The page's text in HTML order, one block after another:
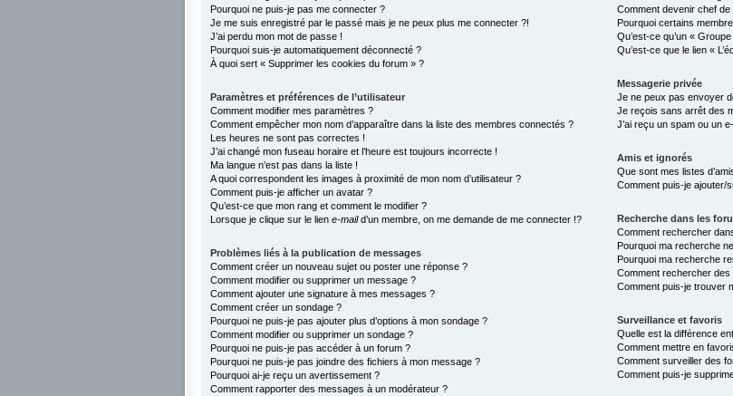
Pourquoi ne puis-je pas me connecter ?
Je me suis enregistré par le passé mais je ne peux plus me connecter ?!
J’ai perdu mon mot de passe !
Pourquoi suis-je automatiquement déconnecté ?
À quoi sert « Supprimer les cookies du forum » ?
Paramètres et préférences de l’utilisateur
Comment modifier mes paramètres ?
Comment empêcher mon nom d’apparaître dans la liste des membres connectés ?
Les heures ne sont pas correctes !
J’ai changé mon fuseau horaire et l’heure est toujours incorrecte !
Ma langue n’est pas dans la liste !
A quoi correspondent les images à proximité de mon nom d’utilisateur ?
Comment puis-je afficher un avatar ?
Qu’est-ce que mon rang et comment le modifier ?
Lorsque je clique sur le lien e-maild’un membre, on me demande de me connecter !?
Problèmes liés à la publication de messages
Comment créer un nouveau sujet ou poster une réponse ?
Comment modifier ou supprimer un message ?
Comment ajouter une signature à mes messages ?
Comment créer un sondage ?
Pourquoi ne puis-je pas ajouter plus d’options à mon sondage ?
Comment modifier ou supprimer un sondage ?
Pourquoi ne puis-je pas accéder à un forum ?
Pourquoi ne puis-je pas joindre des fichiers à mon message ?
Pourquoi ai-je reçu un avertissement ?
Comment rapporter des messages à un modérateur ?
Comment devenir chef de
Pourquoi certains
Qu’est-ce qu’un «
Qu’est-ce que le lien «
Messagerie privée
Je ne peux pas envoyer
Je reçois sans arrêt des
J’ai reçu un spam ou un
Amis et ignorés
Que sont mes listes
Comment puis-je ajouter/
Recherche dans les
Comment rechercher
Pourquoi ma recherche
Pourquoi ma recherche
Comment rechercher des
Comment puis-je trouver
Surveillance et favoris
Quelle est la différence
Comment mettre en
Comment surveiller des
Comment puis-je